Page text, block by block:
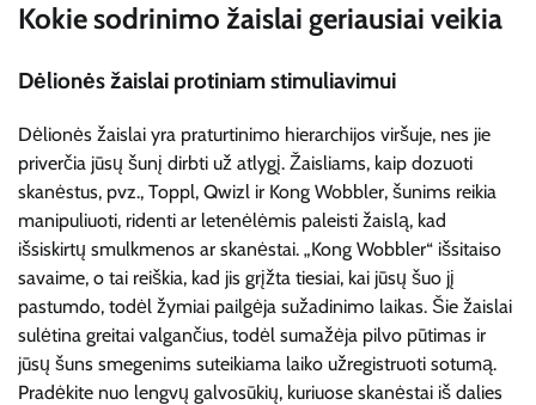
Kokie sodrinimo žaislai geriausiai veikia
Dėlionės žaislai protiniam stimuliavimui
Dėlionės žaislai yra praturtinimo hierarchijos viršuje, nes jie
priverčia jūsų šunį dirbti už atlygį. Žaisliams, kaip dozuoti
skanėstus, pvz., Toppl, Qwizl ir Kong Wobbler, šunims reikia
manipuliuoti, ridenti ar letenėlėmis paleisti žaislą, kad
išsiskirtų smulkmenos ar skanėstai. „Kong Wobbler“ išsitaiso
savaime, o tai reiškia, kad jis grįžta tiesiai, kai jūsų šuo jį
pastumdo, todėl žymiai pailgėja sužadinimo laikas. Šie žaislai
sulėtina greitai valgančius, todėl sumažėja pilvo pūtimas ir
jūsų šuns smegenims suteikiama laiko užregistruoti sotumą.
Pradėkite nuo lengvų galvosūkių, kuriuose skanėstai iš dalies